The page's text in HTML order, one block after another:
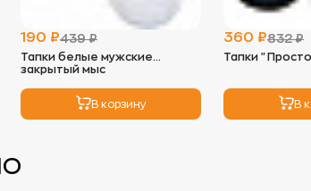
-
низких
мягкость
3.
Глажка:
-
190 ₽439 ₽
Тапки белые мужские
закрытый мыс
В корзину
360 ₽832 ₽
Тапки
В